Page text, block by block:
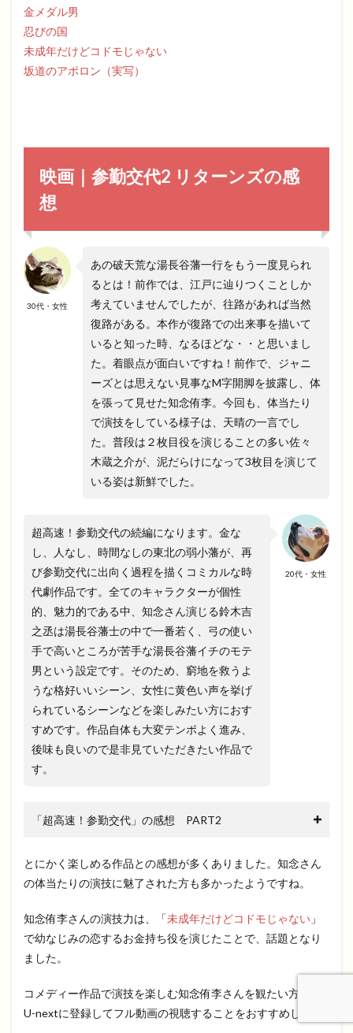
金メダル男
忍びの国
未成年だけどコドモじゃない
坂道のアポロン（実写）
映画｜参勤交代2 リターンズの感
想
30代・女性
あの破天荒な湯長谷藩一行をもう一度見られ
るとは！前作では、江戸に辿りつくことしか
考えていませんでしたが、往路があれば当然
復路がある。本作が復路での出来事を描いて
いると知った時、なるほどな・・と思いまし
た。着眼点が面白いですね！前作で、ジャニ
ーズとは思えない見事なM字開脚を披露し、体
を張って見せた知念侑李。今回も、体当たり
で演技をしている様子は、天晴の一言でし
た。普段は２枚目役を演じることの多い佐々
木蔵之介が、泥だらけになって3枚目を演じて
いる姿は新鮮でした。
20代・女性
超高速！参勤交代の続編になります。金な
し、人なし、時間なしの東北の弱小藩が、再
び参勤交代に出向く過程を描くコミカルな時
代劇作品です。全てのキャラクターが個性
的、魅力的である中、知念さん演じる鈴木吉
之丞は湯長谷藩士の中で一番若く、弓の使い
手で高いところが苦手な湯長谷藩イチのモテ
男という設定です。そのため、窮地を救うよ
うな格好いいシーン、女性に黄色い声を挙げ
られているシーンなどを楽しみたい方におす
すめです。作品自体も大変テンポよく進み、
後味も良いので是非見ていただきたい作品で
す。
「超高速！参勤交代」の感想 PART2
とにかく楽しめる作品との感想が多くありました。知念さん
の体当たりの演技に魅了された方も多かったようですね。
知念侑李さんの演技力は、「未成年だけどコドモじゃない 」
で幼なじみの恋するお金持ち役を演じたことで、話題となり
ました。
コメディー作品で演技を楽しむ知念侑李さんを観たい方は、
U-nextに登録してフル動画の視聴することをおすすめします♪